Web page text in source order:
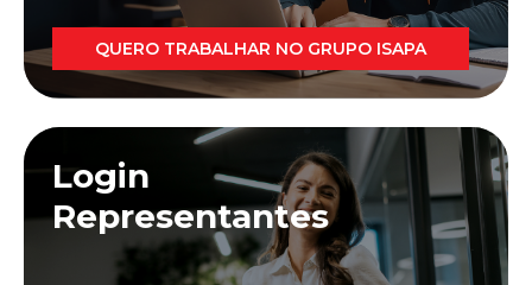
QUERO TRABALHAR NO GRUPO ISAPA
Login
Representantes